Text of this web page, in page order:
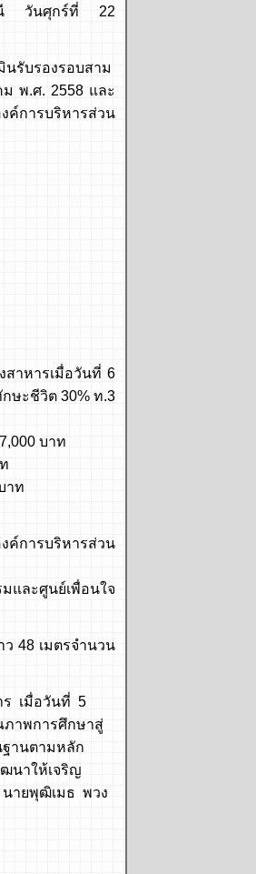
านี วันศุกร์ที่ 22
รับรองรอบสาม
พ.ศ. 2558 และ
ค์การบริหารส่วน
หารเมื่อวันที่ 6
ษะชีวิต 30% ท.3
บาท
ท
รบริหารส่วน
ศูนย์เพื่อนใจ
48 เมตรจำนวน
เมื่อวันที่ 5
ภาพการศึกษาสู่
านตามหลัก
นาให้เจริญ
นายพุฒิเมธ พวง